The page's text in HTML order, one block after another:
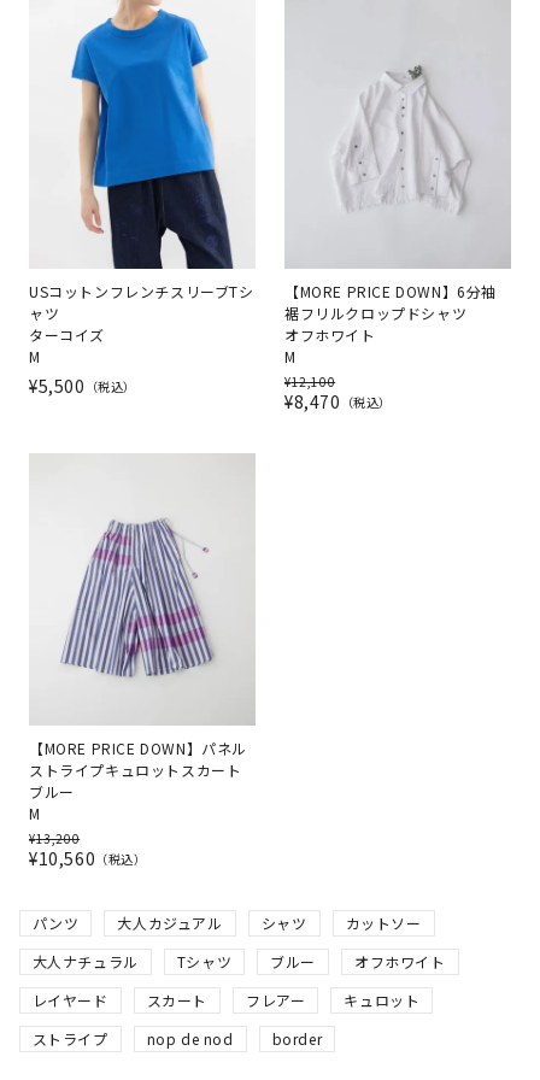
USコットンフレンチスリーブTシ
ャツ
ターコイズ
M
¥5,500 税込
【MORE PRICE DOWN】6分袖
裾フリルクロップドシャツ
オフホワイト
M
¥12,100
¥8,470 税込
【MORE PRICE DOWN】パネル
ストライプキュロットスカート
ブルー
M
¥13,200
¥10,560 税込
パンツ 大人カジュアル シャツ
カットソー
大人ナチュラル
Tシャツ ブルー
オフホワイト
レイヤード
スカート フレアー
キュロット
ストライプ
nop de nod border